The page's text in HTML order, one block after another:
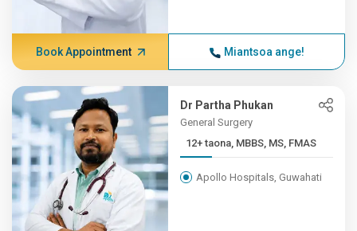
Book Appointment Miantsoa ange!
Dr Partha Phukan
General Surgery
12+ taona, MBBS, MS, FMAS
Apollo Hospitals, Guwahati